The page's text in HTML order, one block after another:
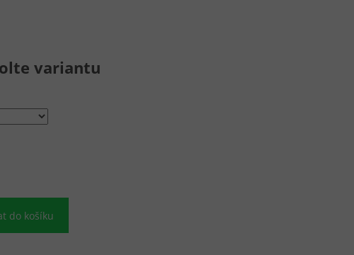
variantu
do košíku